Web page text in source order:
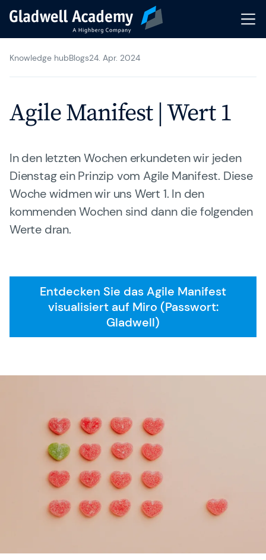
Agile Trainings
Transformation Journeys
Gladwell Coaching
Trainer & Coaches
Karriere
Gladwell Academy
Sie benötigen weitere Informationen oder haben
Fragen?
Weigel hilft Ihnen gerne weiter.
SAFe 6.0
English Website
Währung: EUR (€)
Sprache ändern
Knowledge hubBlogs24. Apr. 2024
Agile Manifest | Wert 1
In den letzten Wochen erkundeten wir jeden
Dienstag ein Prinzip vom Agile Manifest. Diese
Woche widmen wir uns Wert 1. In den
kommenden Wochen sind dann die folgenden
Werte dran.
Entdecken Sie das Agile Manifest
visualisiert auf Miro (Passwort:
Gladwell)